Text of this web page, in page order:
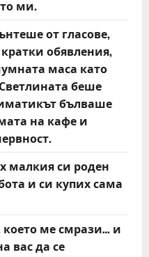
ми.
от гласове,
обявления,
маса като
беше
бълваше
на кафе и
малкия си роден
и си купих сама
ме смрази… и
вас да се